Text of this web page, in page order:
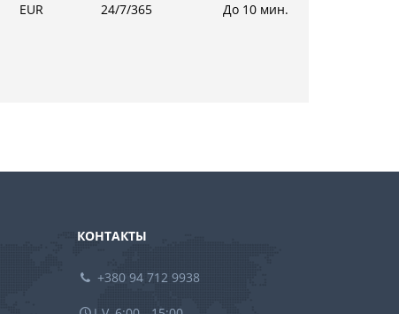
EUR 24/7/365 До 10 мин.
КОНТАКТЫ
+380 94 712 9938